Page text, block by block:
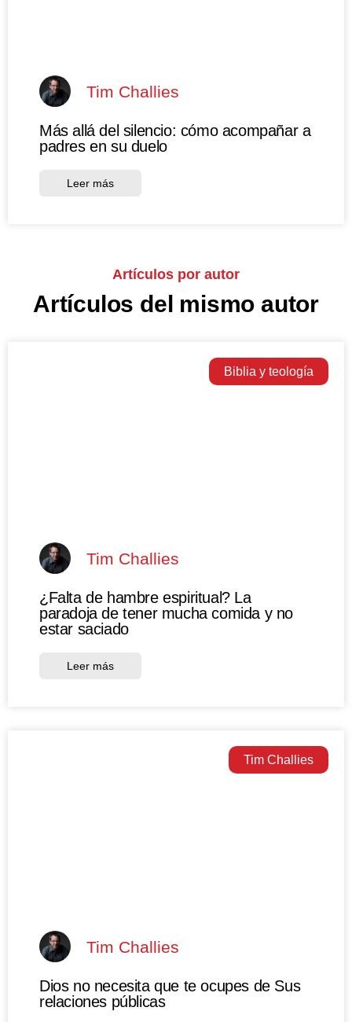
Tim Challies
Más allá del silencio: cómo acompañar a
padres en su duelo
Leer más
Artículos por autor
Artículos del mismo autor
Biblia y teología
Tim Challies
¿Falta de hambre espiritual? La
paradoja de tener mucha comida y no
estar saciado
Leer más
Tim Challies
Tim Challies
Dios no necesita que te ocupes de Sus
relaciones públicas